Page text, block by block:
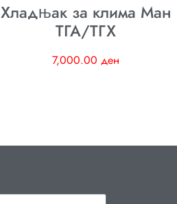
Хладњак за клима Ман
ТГА/ТГХ
7,000.00 ден